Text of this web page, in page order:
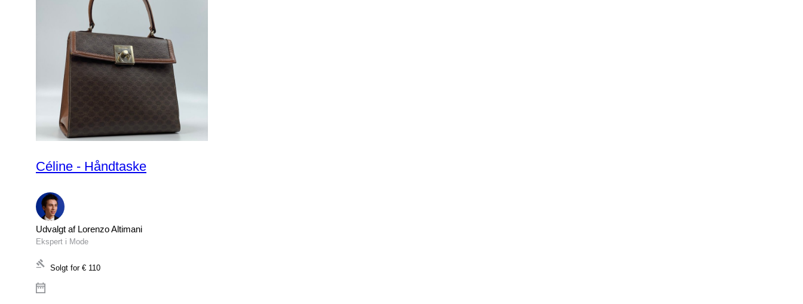
Céline - Håndtaske
Udvalgt af Lorenzo Altimani
Ekspert i Mode
Solgt for € 110